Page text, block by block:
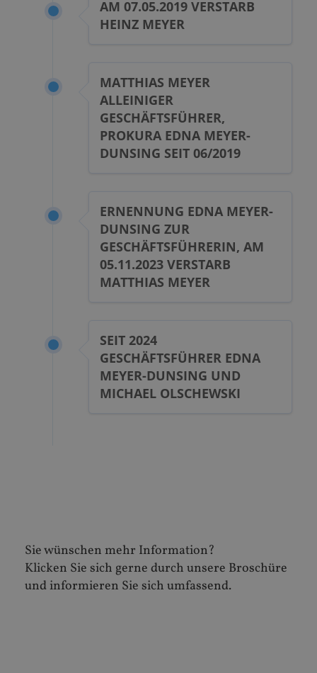
AM 07.05.2019 VERSTARB
HEINZ MEYER
MATTHIAS MEYER
ALLEINIGER
GESCHÄFTSFÜHRER,
PROKURA EDNA MEYER-
DUNSING SEIT 06/2019
ERNENNUNG EDNA MEYER-
DUNSING ZUR
GESCHÄFTSFÜHRERIN, AM
05.11.2023 VERSTARB
MATTHIAS MEYER
SEIT 2024
GESCHÄFTSFÜHRER EDNA
MEYER-DUNSING UND
MICHAEL OLSCHEWSKI
Sie wünschen mehr Information?
Klicken Sie sich gerne durch unsere Broschüre
und informieren Sie sich umfassend.